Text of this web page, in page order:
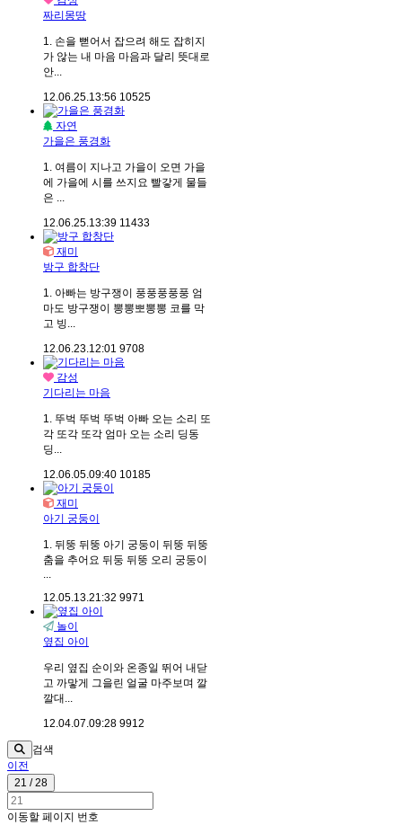
짜리몽땅
1. 손을 뻗어서 잡으려 해도 잡히지
가 않는 내 마음 마음과 달리 뜻대로
안...
12.06.25.13:56 10525
자연
가을은 풍경화
1. 여름이 지나고 가을이 오면 가을
에 가을에 시를 쓰지요 빨갛게 물들
은 ...
12.06.25.13:39 11433
재미
방구 합창단
1. 아빠는 방구쟁이 풍풍풍풍풍 엄
마도 방구쟁이 뽕뽕뽀뽕뽕 코를 막
고 빙...
12.06.23.12:01 9708
감성
기다리는 마음
1. 뚜벅 뚜벅 뚜벅 아빠 오는 소리 또
각 또각 또각 엄마 오는 소리 딩동
딩...
12.06.05.09:40 10185
재미
아기 궁둥이
1. 뒤뚱 뒤뚱 아기 궁둥이 뒤뚱 뒤뚱
춤을 추어요 뒤둥 뒤뚱 오리 궁둥이
...
12.05.13.21:32 9971
놀이
옆집 아이
우리 옆집 순이와 온종일 뛰어 내닫
고 까맣게 그을린 얼굴 마주보며 깔
깔대...
12.04.07.09:28 9912
검색
이전
21 / 28
이동할 페이지 번호